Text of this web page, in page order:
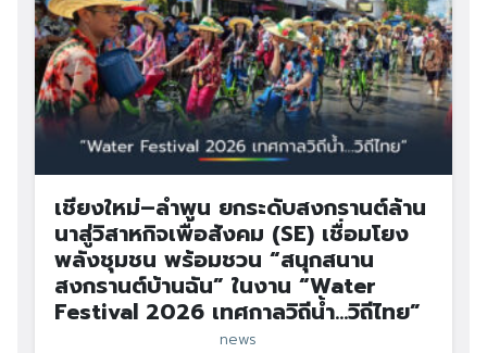
เชียงใหม่–ลำพูน ยกระดับสงกรานต์ล้าน
นาสู่วิสาหกิจเพื่อสังคม (SE) เชื่อมโยง
พลังชุมชน พร้อมชวน “สนุกสนาน
สงกรานต์บ้านฉัน” ในงาน “Water
Festival 2026 เทศกาลวิถีน้ำ…วิถีไทย”
news